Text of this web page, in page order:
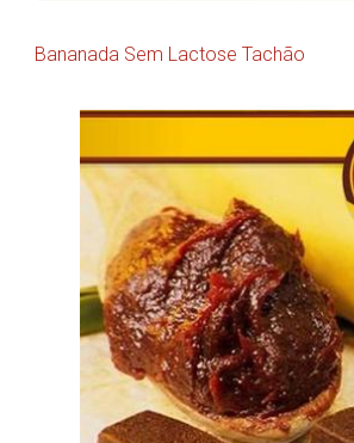
Bananada Sem Lactose Tachão